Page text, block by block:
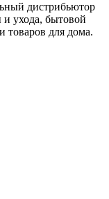
дистрибьютор
и ухода, бытовой
товаров для дома.